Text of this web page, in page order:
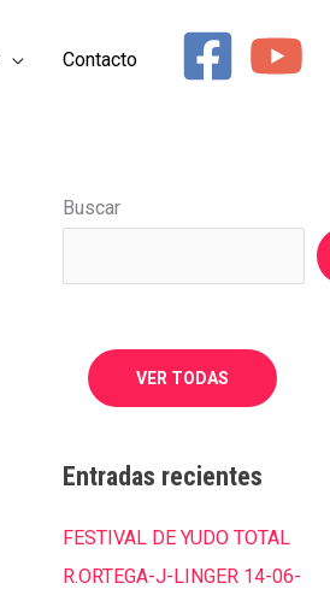
Contacto
Buscar
VER TODAS
Entradas recientes
FESTIVAL DE YUDO TOTAL
R.ORTEGA-J-LINGER 14-06-